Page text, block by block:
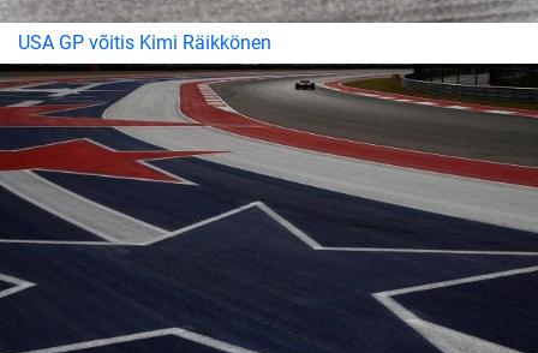
USA GP võitis Kimi Räikkönen